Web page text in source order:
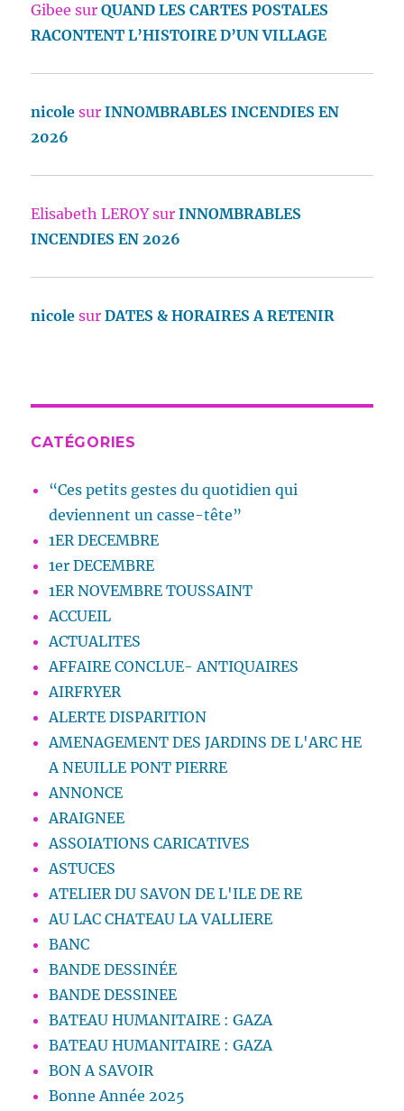
Gibee surQUAND LES CARTES POSTALES
RACONTENT L’HISTOIRE D’UN VILLAGE
nicole surINNOMBRABLES INCENDIES EN
2026
Elisabeth LEROYsurINNOMBRABLES
INCENDIES EN 2026
nicole surDATES & HORAIRES A RETENIR
CATÉGORIES
“Ces petits gestes du quotidien qui
deviennent un casse-tête”
1ER DECEMBRE
1er DECEMBRE
1ER NOVEMBRE TOUSSAINT
ACCUEIL
ACTUALITES
AFFAIRE CONCLUE- ANTIQUAIRES
AIRFRYER
ALERTE DISPARITION
AMENAGEMENT DES JARDINS DE L'ARC HE
A NEUILLE PONT PIERRE
ANNONCE
ARAIGNEE
ASSOIATIONS CARICATIVES
ASTUCES
ATELIER DU SAVON DE L'ILE DE RE
AU LAC CHATEAU LA VALLIERE
BANC
BANDE DESSINÉE
BANDE DESSINEE
BATEAU HUMANITAIRE : GAZA
BATEAU HUMANITAIRE : GAZA
BON A SAVOIR
Bonne Année 2025